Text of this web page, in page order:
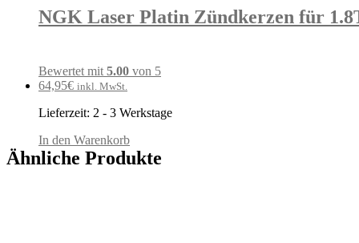
NGK Laser Platin Zündkerzen für
Bewertet mit 5.00 von 5
64,95€ inkl. MwSt.
Lieferzeit: 2 - 3 Werkstage
In den Warenkorb
Ähnliche Produkte